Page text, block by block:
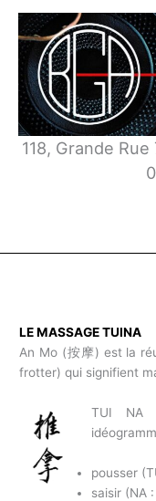
contenu
118, Grande
LE MASSAGE TUINA
An Mo (按摩) est la
frotter) qui signifient
TUI NA
pousser
saisir (NA